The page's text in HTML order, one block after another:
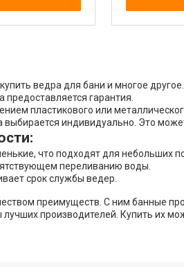
ведра для бани и многое
предоставляется гарантия.
пластикового или
выбирается индивидуально. Это
что подходят для небольших
переливанию воды.
срок службы ведер.
преимуществ. С ним банные
производителей. Купить их